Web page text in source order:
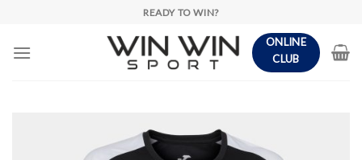
content
READY TO WIN?
ONLINE
CLUB